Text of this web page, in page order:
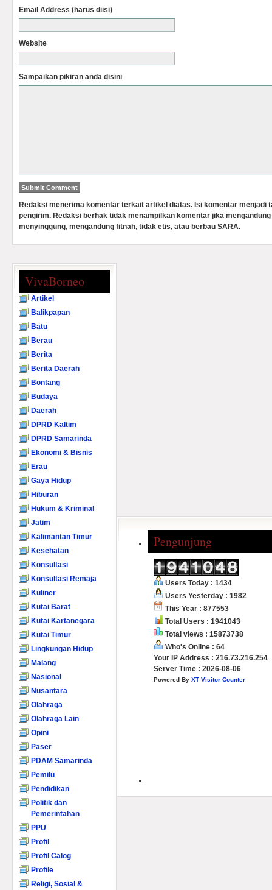
Email Address (harus diisi)
Website
Sampaikan pikiran anda disini
Redaksi menerima komentar terkait artikel diatas. Isi komentar menjadi
pengirim. Redaksi berhak tidak menampilkan komentar jika
menyinggung, mengandung fitnah, tidak etis, atau berbau SARA.
VivaBorneo
Artikel
Balikpapan
Batu
Berau
Berita
Berita Daerah
Bontang
Budaya
Daerah
DPRD Kaltim
DPRD Samarinda
Ekonomi & Bisnis
Erau
Gaya Hidup
Hiburan
Hukum & Kriminal
Jatim
Kalimantan Timur
Kesehatan
Konsultasi
Konsultasi Remaja
Kuliner
Kutai Barat
Kutai Kartanegara
Kutai Timur
Lingkungan Hidup
Malang
Nasional
Nusantara
Olahraga
Olahraga Lain
Opini
Paser
PDAM Samarinda
Pemilu
Pendidikan
Politik dan
Pemerintahan
PPU
Profil
Profil Calog
Profile
Religi, Sosial &
Pengunjung
Users Today : 1434
Users Yesterday : 1982
This Year : 877553
Total Users : 1941043
Total views : 15873738
Who's Online : 64
Your IP Address : 216.73.216.254
Server Time : 2026-08-06
Powered By XT Visitor Counter